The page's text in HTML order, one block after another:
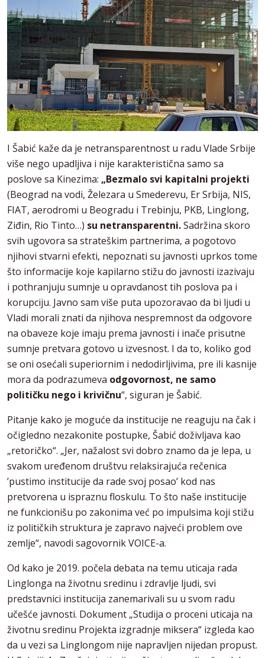
I Šabić kaže da je netransparentnost u radu Vlade Srbije
više nego upadljiva i nije karakteristična samo sa
poslove sa Kinezima: „Bezmalo svi kapitalni projekti
(Beograd na vodi, Železara u Smederevu, Er Srbija, NIS,
FIAT, aerodromi u Beogradu i Trebinju, PKB, Linglong,
Ziđin, Rio Tinto…) su netransparentni.Sadržina skoro
svih ugovora sa strateškim partnerima, a pogotovo
njihovi stvarni efekti, nepoznati su javnosti uprkos tome
što informacije koje kapilarno stižu do javnosti izazivaju
i pothranjuju sumnje u opravdanost tih poslova pa i
korupciju. Javno sam više puta upozoravao da bi ljudi u
Vladi morali znati da njihova nespremnost da odgovore
na obaveze koje imaju prema javnosti i inače prisutne
sumnje pretvara gotovo u izvesnost. I da to, koliko god
se oni osećali superiornim i nedodirljivima, pre ili kasnije
mora da podrazumeva odgovornost, ne samo
političku nego i krivičnu“, siguran je Šabić.
Pitanje kako je moguće da institucije ne reaguju na čak i
očigledno nezakonite postupke, Šabić doživljava kao
„retoričko“. „Jer, nažalost svi dobro znamo da je lepa, u
svakom uređenom društvu relaksirajuća rečenica
’pustimo institucije da rade svoj posao’ kod nas
pretvorena u ispraznu floskulu. To što naše institucije
ne funkcionišu po zakonima već po impulsima koji stižu
iz političkih struktura je zapravo najveći problem ove
zemlje“, navodi sagovornik VOICE-a.
Od kako je 2019. počela debata na temu uticaja rada
Linglonga na životnu sredinu i zdravlje ljudi, svi
predstavnici institucija zanemarivali su u svom radu
učešće javnosti. Dokument „Studija o proceni uticaja na
životnu sredinu Projekta izgradnje miksera“ izgleda kao
da u vezi sa Linglongom nije napravljen nijedan propust.